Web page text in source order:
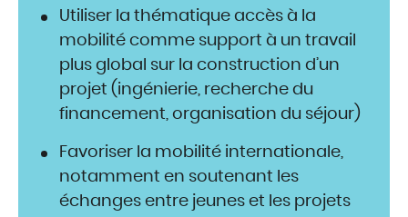
Utiliser la thématique accès à la
mobilité comme support à un travail
plus global sur la construction d’un
projet (ingénierie, recherche du
financement, organisation du séjour)
Favoriser la mobilité internationale,
notamment en soutenant les
échanges entre jeunes et les projets